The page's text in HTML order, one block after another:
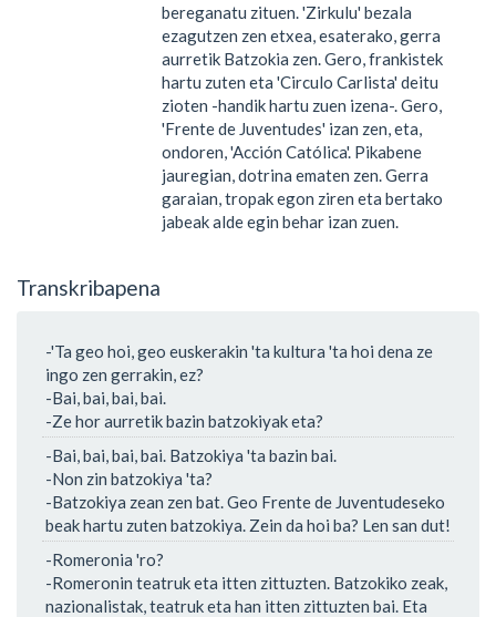
bereganatu zituen. 'Zirkulu' bezala
ezagutzen zen etxea, esaterako, gerra
aurretik Batzokia zen. Gero, frankistek
hartu zuten eta 'Circulo Carlista' deitu
zioten -handik hartu zuen izena-. Gero,
'Frente de Juventudes' izan zen, eta,
ondoren, 'Acción Católica'. Pikabene
jauregian, dotrina ematen zen. Gerra
garaian, tropak egon ziren eta bertako
jabeak alde egin behar izan zuen.
Transkribapena
-'Ta geo hoi, geo euskerakin 'ta kultura 'ta hoi dena ze
ingo zen gerrakin, ez?
-Bai, bai, bai, bai.
-Ze hor aurretik bazin batzokiyak eta?
-Bai, bai, bai, bai. Batzokiya 'ta bazin bai.
-Non zin batzokiya 'ta?
-Batzokiya zean zen bat. Geo Frente de Juventudeseko
beak hartu zuten batzokiya. Zein da hoi ba? Len san dut!
-Romeronia 'ro?
-Romeronin teatruk eta itten zittuzten. Batzokiko zeak,
nazionalistak, teatruk eta han itten zittuzten bai. Eta